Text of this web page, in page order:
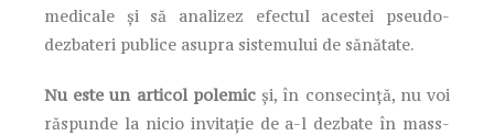
medicale și să analizez efectul acestei pseudo-
dezbateri publice asupra sistemului de sănătate.
Nu este un articol polemicși, în consecință, nu voi
răspunde la nicio invitație de a-l dezbate în mass-